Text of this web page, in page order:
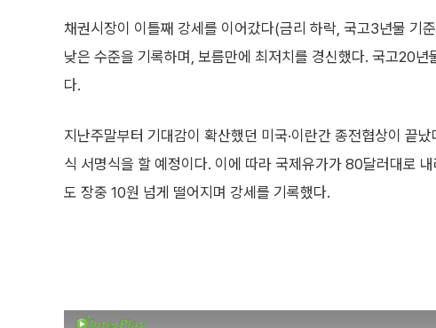
채권시장이 이틀째 강세를 이어갔다(금리 하락, 국고3년물 기
낮은 수준을 기록하며, 보름만에 최저치를 경신했다. 국고20
다.
지난주말부터 기대감이 확산했던 미국·이란간 종전협상이 끝
식 서명식을 할 예정이다. 이에 따라 국제유가가 80달러대로 내
도 장중 10원 넘게 떨어지며 강세를 기록했다.